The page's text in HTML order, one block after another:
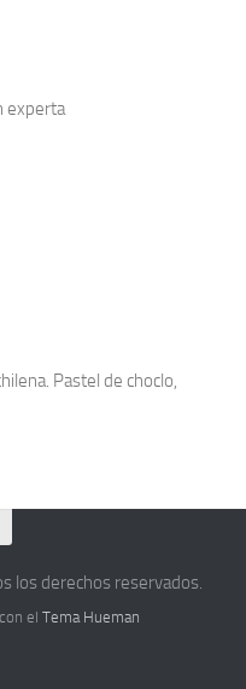
experta
Pastel de choclo,
los derechos reservados.
elTema Hueman